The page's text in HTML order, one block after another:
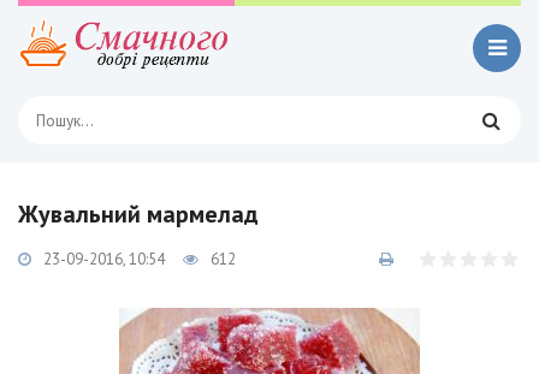
Жувальний мармелад
23-09-2016, 10:54 612